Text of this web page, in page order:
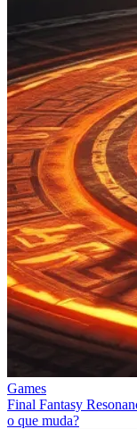
Games
Final Fantasy
o que muda?